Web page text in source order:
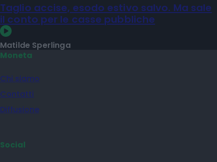
Taglio accise, esodo estivo salvo. Ma sale
il conto per le casse pubbliche
Matilde Sperlinga
Moneta
Chi siamo
Contatti
Diffusione
Social